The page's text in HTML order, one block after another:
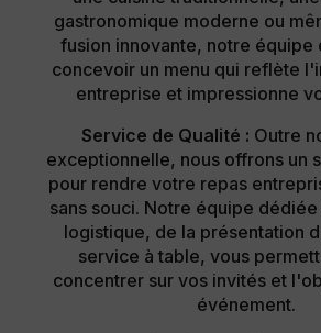
gastronomique moderne ou
fusion innovante, notre équipe
concevoir un menu qui reflète
entreprise et impressionne
Service de Qualité : Outre
exceptionnelle, nous offrons un
pour rendre votre repas
sans souci. Notre équipe
logistique, de la présentation
service à table, vous
concentrer sur vos invités et
événement.